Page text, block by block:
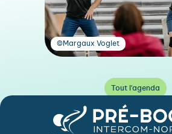
©Margaux Voglet
Tout l'agenda